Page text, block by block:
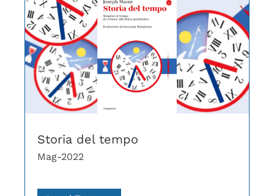
Storia del tempo
Mag-2022